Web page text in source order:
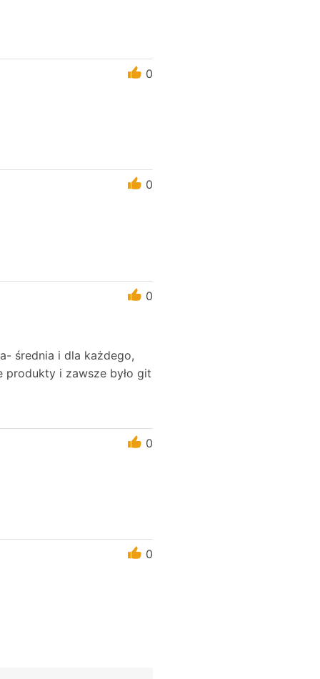
0
0
0
średnia i dla każdego,
produkty i zawsze było git
0
0